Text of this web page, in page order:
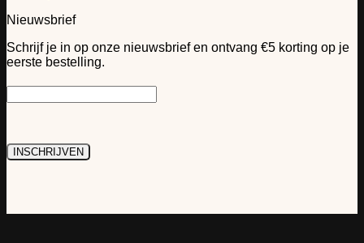
Nieuwsbrief
Schrijf je in op onze nieuwsbrief en ontvang €5 korting op je
eerste bestelling.